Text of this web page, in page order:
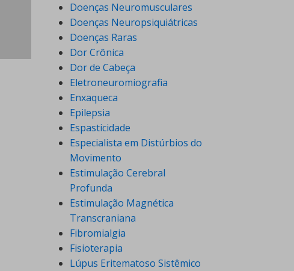
Doenças Neuromusculares
Doenças Neuropsiquiátricas
Doenças Raras
Dor Crônica
Dor de Cabeça
Eletroneuromiografia
Enxaqueca
Epilepsia
Espasticidade
Especialista em Distúrbios do
Movimento
Estimulação Cerebral
Profunda
Estimulação Magnética
Transcraniana
Fibromialgia
Fisioterapia
Lúpus Eritematoso Sistêmico